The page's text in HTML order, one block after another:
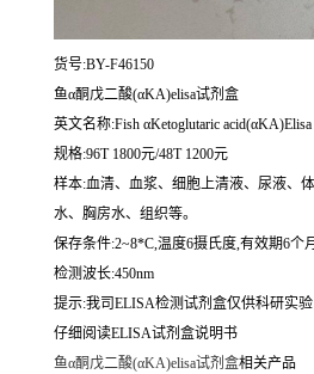
货号:BY-F46150
鱼α酮戊二酸(αKA)elisa试剂盒
英文名称:Fish αKetoglutaric
规格:96T 1800元/48T 1200元
样本:血清、血浆、细胞上清液、尿液、
水、胸房水、组织等。
保存条件:2~8*C,温度6摄氏度,有效期6个月
检测波长:450nm
提示:我司ELISA检测试剂盒仅供科研实
仔细阅读ELISA试剂盒说明书
鱼α酮戊二酸(αKA)elisa试剂盒相关产品